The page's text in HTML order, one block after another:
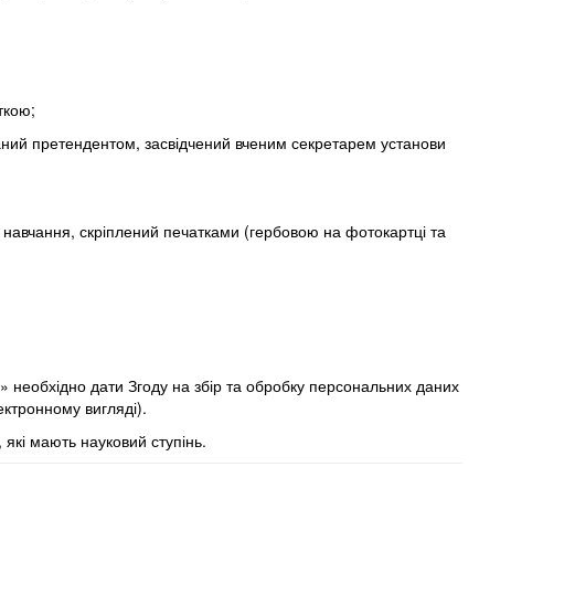
претендентом, засвідчений вченим секретарем установи
скріплений печатками (гербовою на фотокартці та
необхідно дати Згоду на збір та обробку персональних даних
вигляді).
мають науковий ступінь.